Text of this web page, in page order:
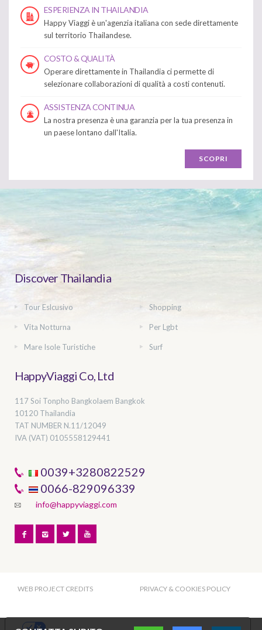
ESPERIENZA IN THAILANDIA
Happy Viaggi è un'agenzia italiana con sede direttamente
sul territorio Thailandese.
COSTO & QUALITÀ
Operare direttamente in Thailandia ci permette di
selezionare collaborazioni di qualità a costi contenuti.
ASSISTENZA CONTINUA
La nostra presenza è una garanzia per la tua presenza in
un paese lontano dall'Italia.
SCOPRI
Discover Thailandia
Tour Eslcusivo Shopping
Vita Notturna Per Lgbt
Mare Isole Turistiche Surf
HappyViaggi Co, Ltd
117 Soi Tonpho Bangkolaem Bangkok
10120 Thailandia
TAT NUMBER N.11/12049
IVA (VAT) 0105558129441
0039+3280822529
0066-829096339
info@happyviaggi.com
WEB PROJECT CREDITS PRIVACY & COOKIES POLICY
Le tue preferenze relative alla privacy